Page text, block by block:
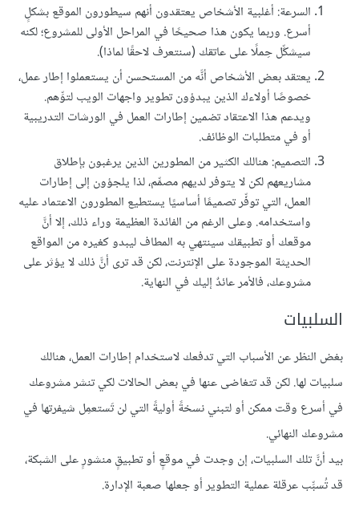
السرعة: أغلبية الأشخاص يعتقدون أنهم سيطورون الموقع بشكلٍ
أسرع. وربما يكون هذا صحيحًا في المراحل الأولى للمشروع؛ لكنه
سيشكِّل حِملًا على عاتقك (سنتعرف لاحقًا لماذا).
يعتقد بعض الأشخاص أنَّه من المستحسن أن يستعملوا إطار عمل،
خصوصًا أولاءك الذين يبدؤون تطوير واجهات الويب لتوِّهم.
ويدعم هذا الاعتقاد تضمين إطارات العمل في الورشات التدريبية
أو في متطلبات الوظائف.
التصميم: هنالك الكثير من المطورين الذين يرغبون بإطلاق
مشاريعهم لكن لا يتوفر لديهم مصمِّم، لذا يلجؤون إلى إطارات
العمل، التي توفِّر تصميمًا أساسيًا يستطيع المطورون الاعتماد عليه
واستخدامه. وعلى الرغم من الفائدة العظيمة وراء ذلك، إلا أنَّ
موقعك أو تطبيقك سينتهي به المطاف ليبدو كغيره من المواقع
الحديثة الموجودة على الإنترنت، لكن قد ترى أنَّ ذلك لا يؤثر على
مشروعك، فالأمر عائدٌ إليك في النهاية.
السلبيات
بغض النظر عن الأسباب التي تدفعك لاستخدام إطارات العمل، هنالك
سلبيات لها. لكن قد تتغاضى عنها في بعض الحالات لكي تنشر مشروعك
في أسرع وقت ممكن أو لتبني نسخةً أوليةً التي لن تَستعمِل شيفرتها في
مشروعك النهائي.
بيد أنَّ تلك السلبيات، إن وجدت في موقعٍ أو تطبيقٍ منشورٍ على الشبكة،
قد تُسبِّب عرقلة عملية التطوير أو جعلها صعبة الإدارة.